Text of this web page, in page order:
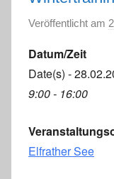
Veröffentlicht am
Datum/Zeit
Date(s) -
9:00 - 16:00
Elfrather See